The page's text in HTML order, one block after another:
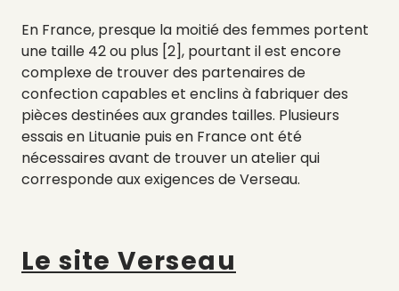
En France, presque la moitié des femmes portent
une taille 42 ou plus [2], pourtant il est encore
complexe de trouver des partenaires de
confection capables et enclins à fabriquer des
pièces destinées aux grandes tailles. Plusieurs
essais en Lituanie puis en France ont été
nécessaires avant de trouver un atelier qui
corresponde aux exigences de Verseau.
Le site Verseau